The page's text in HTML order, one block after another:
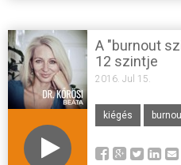
A "burnout
12 szintje
2016. Jul 15.
kiégés